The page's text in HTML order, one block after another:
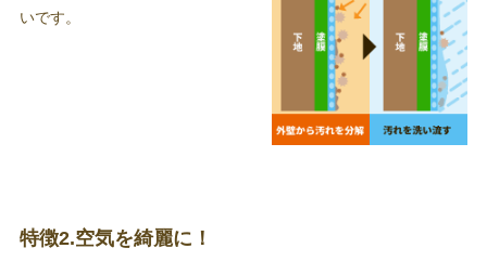
いです。
特徴2.空気を綺麗に！